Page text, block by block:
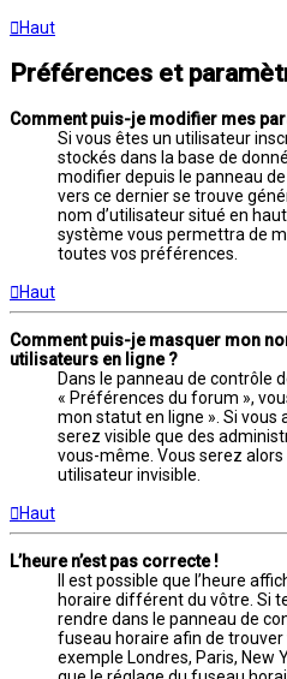
Haut
Préférences et
Comment puis-je modifier mes
Si vous êtes un utilisateur
stockés dans la base de
modifier depuis le panneau
vers ce dernier se trouve
nom d’utilisateur situé en
système vous permettra de
toutes vos préférences.
Haut
Comment puis-je masquer mon
utilisateurs en ligne ?
Dans le panneau de contrôle
« Préférences du forum »,
mon statut en ligne ». Si vous
serez visible que des
vous-même. Vous serez
utilisateur invisible.
Haut
L’heure n’est pas correcte !
Il est possible que l’heure
horaire différent du vôtre. Si
rendre dans le panneau de
fuseau horaire afin de
exemple Londres, Paris, New